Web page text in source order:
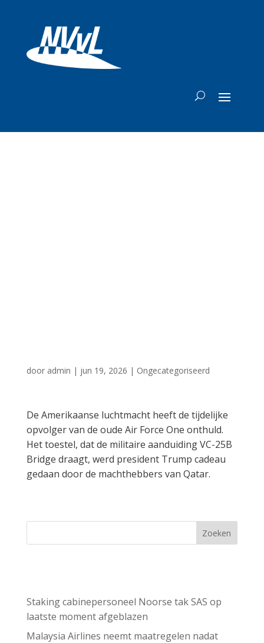
door admin | jun 19, 2026 | Ongecategoriseerd
De Amerikaanse luchtmacht heeft de tijdelijke
opvolger van de oude Air Force One onthuld.
Het toestel, dat de militaire aanduiding VC-25B
Bridge draagt, werd president Trump cadeau
gedaan door de machthebbers van Qatar.
Zoeken
Staking cabinepersoneel Noorse tak SAS op
laatste moment afgeblazen
Malaysia Airlines neemt maatregelen nadat